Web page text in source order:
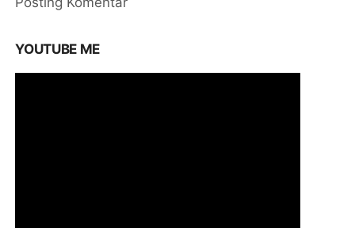
YOUTUBE ME